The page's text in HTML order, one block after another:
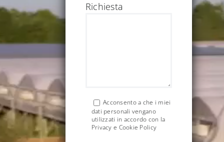
Richiesta
Acconsento a che i miei
dati personali vengano
utilizzati in accordo con la
Privacy e Cookie Policy